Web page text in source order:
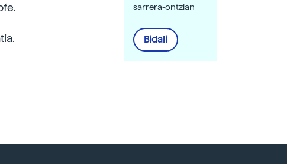
sarrera-ontzian
Bidali